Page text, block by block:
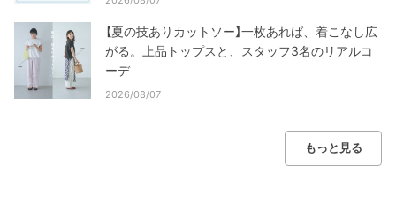
【夏の技ありカットソー】一枚あれば、着こなし広
がる。上品トップスと、スタッフ3名のリアルコ
ーデ
2026/08/07
もっと見る